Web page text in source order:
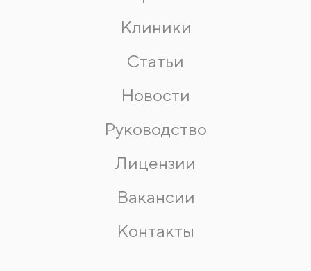
Клиники
Статьи
Новости
Руководство
Лицензии
Вакансии
Контакты